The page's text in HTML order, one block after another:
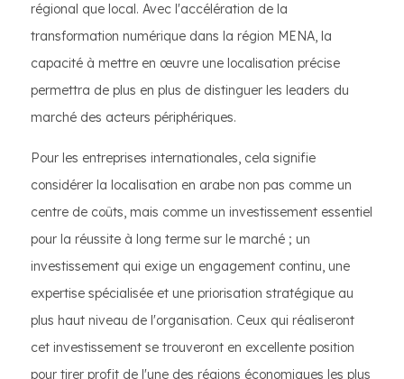
régional que local. Avec l'accélération de la
transformation numérique dans la région MENA, la
capacité à mettre en œuvre une localisation précise
permettra de plus en plus de distinguer les leaders du
marché des acteurs périphériques.
Pour les entreprises internationales, cela signifie
considérer la localisation en arabe non pas comme un
centre de coûts, mais comme un investissement essentiel
pour la réussite à long terme sur le marché ; un
investissement qui exige un engagement continu, une
expertise spécialisée et une priorisation stratégique au
plus haut niveau de l'organisation. Ceux qui réaliseront
cet investissement se trouveront en excellente position
pour tirer profit de l'une des régions économiques les plus